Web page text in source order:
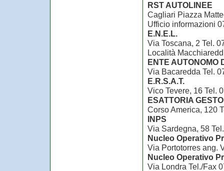
RST AUTOLINEE
Cagliari Piazza
Ufficio informazioni
E.N.E.L.
Via Toscana, 2 Tel.
Località
ENTE AUTONOMO
Via Bacaredda Tel.
E.R.S.A.T.
Vico Tevere, 16 Tel.
ESATTORIA
Corso America, 120
INPS
Via Sardegna, 58
Nucleo Operativo
Via Portotorres ang.
Nucleo Operativo
Via Londra Tel./Fax